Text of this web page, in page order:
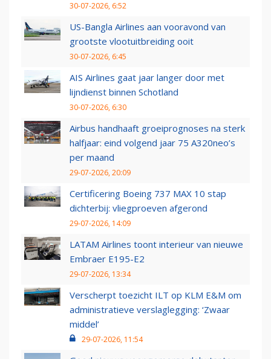
30-07-2026, 6:52
US-Bangla Airlines aan vooravond van
grootste vlootuitbreiding ooit
30-07-2026, 6:45
AIS Airlines gaat jaar langer door met
lijndienst binnen Schotland
30-07-2026, 6:30
Airbus handhaaft groeiprognoses na sterk
halfjaar: eind volgend jaar 75 A320neo’s
per maand
29-07-2026, 20:09
Certificering Boeing 737 MAX 10 stap
dichterbij: vliegproeven afgerond
29-07-2026, 14:09
LATAM Airlines toont interieur van nieuwe
Embraer E195-E2
29-07-2026, 13:34
Verscherpt toezicht ILT op KLM E&M om
administratieve verslaglegging: ‘Zwaar
middel’
29-07-2026, 11:54